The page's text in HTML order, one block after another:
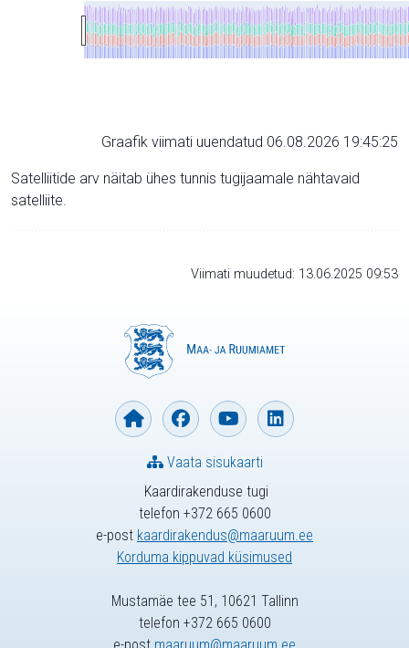
Graafik viimati uuendatud 06.08.2026 19:45:25
Satelliitide arv näitab ühes tunnis tugijaamale nähtavaid
satelliite.
Viimati muudetud: 13.06.2025 09:53
Kaardirakenduse tugi
telefon +372 665 0600
e-post kaardirakendus@maaruum.ee
Korduma kippuvad küsimused
Vaata sisukaarti
Mustamäe tee 51, 10621 Tallinn
telefon +372 665 0600